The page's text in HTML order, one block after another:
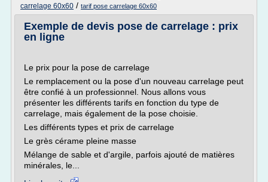
carrelage 60x60 / tarif pose carrelage 60x60
Exemple de devis pose de carrelage : prix
en ligne
Le prix pour la pose de carrelage
Le remplacement ou la pose d'un nouveau carrelage peut
être confié à un professionnel. Nous allons vous
présenter les différents tarifs en fonction du type de
carrelage, mais également de la pose choisie.
Les différents types et prix de carrelage
Le grès cérame pleine masse
Mélange de sable et d'argile, parfois ajouté de matières
minérales, le...